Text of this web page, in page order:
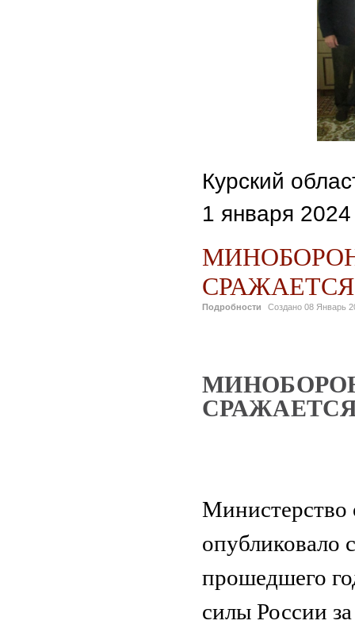
Курский
1 января 2024
Подробности Создано 08 Январь
Министерство
опубликовало
прошедшего
силы России